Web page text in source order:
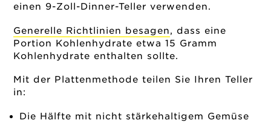
einen 9-Zoll-Dinner-Teller verwenden.
Generelle Richtlinien besagen, dass eine
Portion Kohlenhydrate etwa 15 Gramm
Kohlenhydrate enthalten sollte.
Mit der Plattenmethode teilen Sie Ihren Teller
in:
Die Hälfte mit nicht stärkehaltigem Gemüse